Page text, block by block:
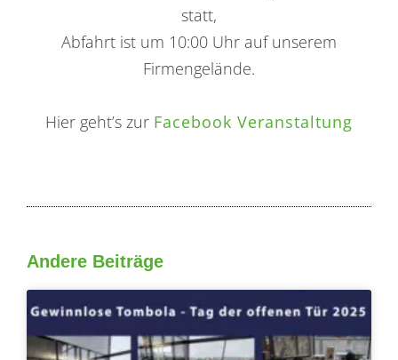
statt,
Abfahrt ist um 10:00 Uhr auf unserem
Firmengelände.
Hier geht’s zur Facebook Veranstaltung
Andere Beiträge
SeiteSeiteSeiteSeite